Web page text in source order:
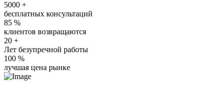
5000 +
бесплатных консультаций
85 %
клиентов возвращаются
20 +
Лет безупречной работы
100 %
лучшая цена рынке